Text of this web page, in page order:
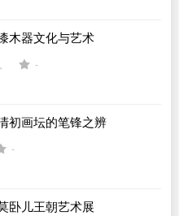
木器文化与艺术
-
初画坛的笔锋之辨
-
卧儿王朝艺术展